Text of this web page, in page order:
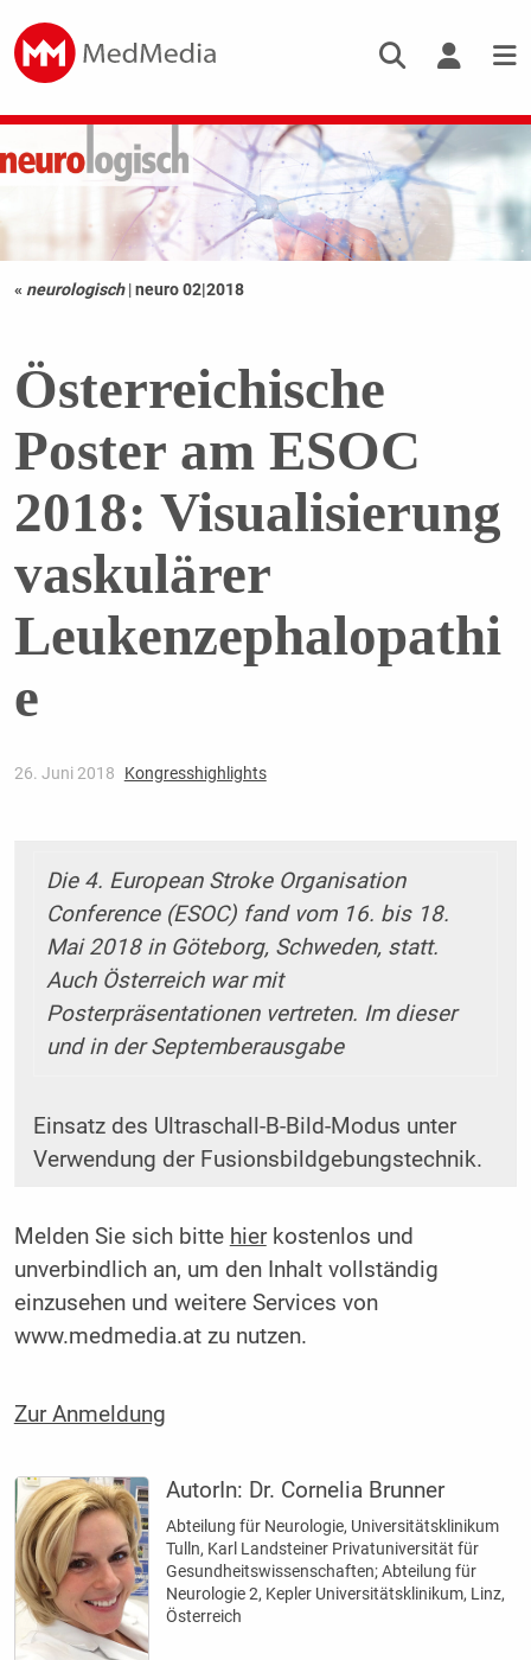
« neurologisch |neuro 02|2018
Österreichische
Poster am ESOC
2018: Visualisierung
vaskulärer
Leukenzephalopathi
e
26. Juni 2018 Kongresshighlights
Die 4. European Stroke Organisation
Conference (ESOC) fand vom 16. bis 18.
Mai 2018 in Göteborg, Schweden, statt.
Auch Österreich war mit
Posterpräsentationen vertreten. Im dieser
und in der Septemberausgabe
Einsatz des Ultraschall-B-Bild-Modus unter
Verwendung der Fusionsbildgebungstechnik.
Melden Sie sich bitte hierkostenlos und
unverbindlich an, um den Inhalt vollständig
einzusehen und weitere Services von
www.medmedia.at zu nutzen.
Zur Anmeldung
AutorIn: Dr. Cornelia Brunner
Abteilung für Neurologie, Universitätsklinikum
Tulln, Karl Landsteiner Privatuniversität für
Gesundheitswissenschaften; Abteilung für
Neurologie 2, Kepler Universitätsklinikum, Linz,
Österreich